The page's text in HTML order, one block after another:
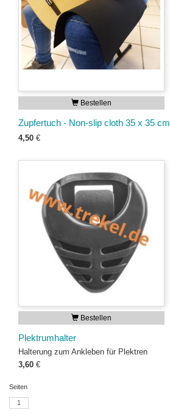
Bestellen
Zupfertuch - Non-slip cloth 35 x 35 cm
4,50 €
Bestellen
Plektrumhalter
Halterung zum Ankleben für Plektren
3,60 €
Seiten
1